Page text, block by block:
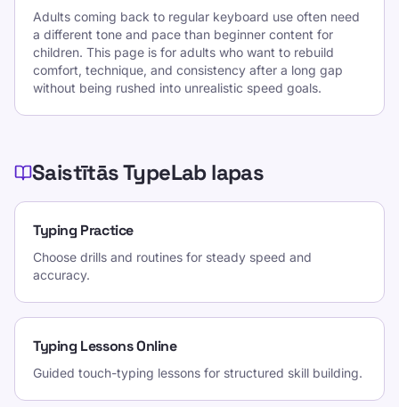
Adults coming back to regular keyboard use often need
a different tone and pace than beginner content for
children. This page is for adults who want to rebuild
comfort, technique, and consistency after a long gap
without being rushed into unrealistic speed goals.
Saistītās TypeLab lapas
Typing Practice
Choose drills and routines for steady speed and
accuracy.
Typing Lessons Online
Guided touch-typing lessons for structured skill building.